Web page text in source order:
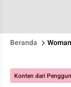
Beranda Woman
Konten dari